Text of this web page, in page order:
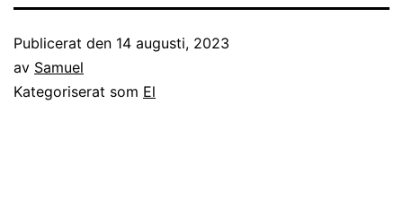
Publicerat den 14 augusti, 2023
av Samuel
Kategoriserat som El